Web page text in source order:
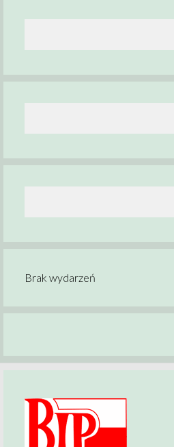
Brak wydarzeń